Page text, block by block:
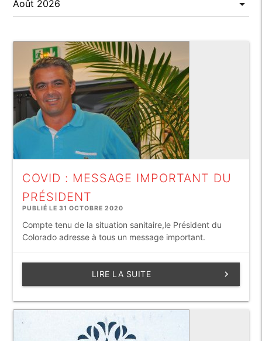
COVID : MESSAGE IMPORTANT DU
PRÉSIDENT
PUBLIÉ LE 31 OCTOBRE 2020
Compte tenu de la situation sanitaire,le Président du
Colorado adresse à tous un message important.
keyboard_arrow_right
LIRE LA SUITE